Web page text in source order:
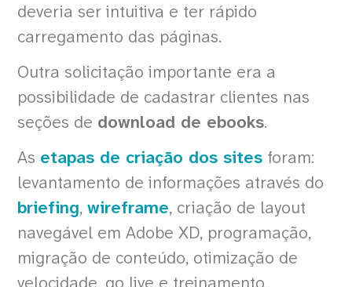
deveria ser intuitiva e ter rápido
carregamento das páginas.
Outra solicitação importante era a
possibilidade de cadastrar clientes nas
seções de download de ebooks.
As etapas de criação dos sites foram:
levantamento de informações através do
briefing,wireframe, criação de layout
navegável em Adobe XD, programação,
migração de conteúdo, otimização de